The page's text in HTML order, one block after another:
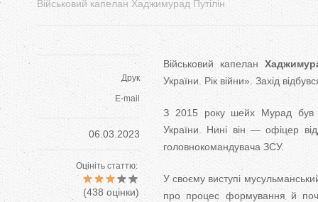
Військовий капелан Хаджимурад Путілін
Друк
E-mail
06.03.2023
Оцініть статтю:
(438 оцінки)
Військовий капелан
України. Рік війни». Захід
З 2015 року шейх Мурад був
України. Нині він — офіцер
головнокомандувача ЗСУ.
У своєму виступі
про процес формування й